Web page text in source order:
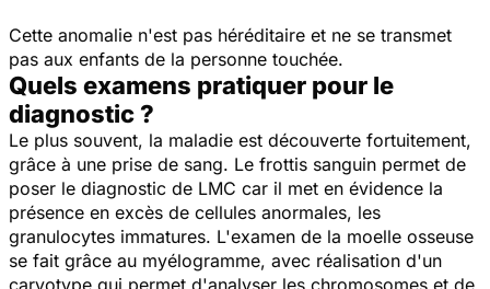
Cette anomalie n'est pas héréditaire et ne se transmet
pas aux enfants de la personne touchée.
Quels examens pratiquer pour le
diagnostic ?
Le plus souvent, la maladie est découverte fortuitement,
grâce à une prise de sang. Le frottis sanguin permet de
poser le diagnostic de LMC car il met en évidence la
présence en excès de cellules anormales, les
granulocytes immatures. L'examen de la moelle osseuse
se fait grâce au myélogramme, avec réalisation d'un